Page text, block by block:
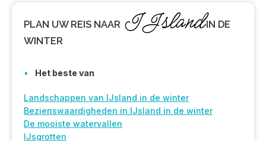
PLAN UW REIS NAAR IJslandIN DE
WINTER
Het beste van
Landschappen van IJsland in de winter
Bezienswaardigheden in IJsland in de winter
De mooiste watervallen
IJsgrotten